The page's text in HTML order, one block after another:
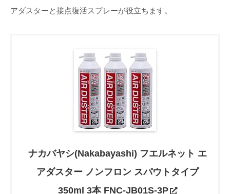
アダスターと接点復活スプレーが役立ちます。
ナカバヤシ(Nakabayashi) フエルネット エ
アダスター ノンフロン スパウトタイプ
350ml 3本 FNC-JB01S-3P